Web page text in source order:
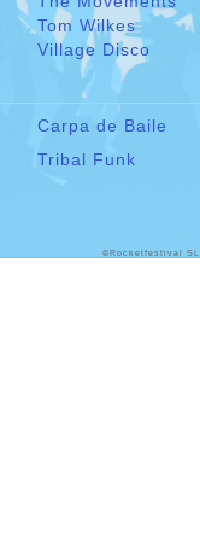
Tom Wilkes
Village Disco
Carpa de Baile
Tribal Funk
©Rocketfestival